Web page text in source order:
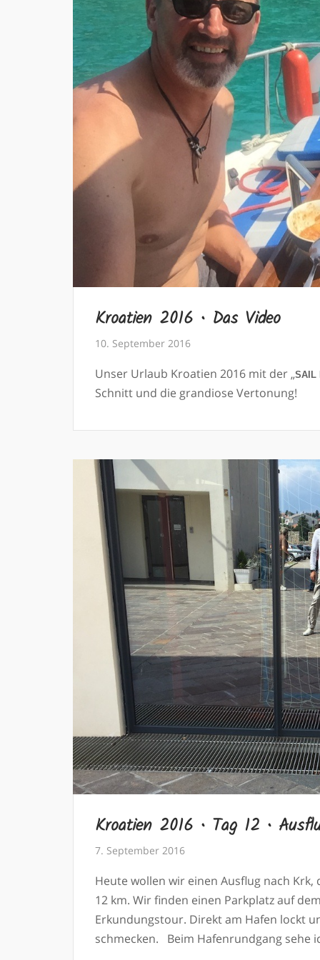
Kroatien 2016 • Das Video
10. September 2016
Unser Urlaub Kroatien 2016 mit der „SAIL
Schnitt und die grandiose Vertonung!
Kroatien 2016 • Tag 12 •
7. September 2016
Heute wollen wir einen Ausflug nach
12 km. Wir finden einen Parkplatz auf
Erkundungstour. Direkt am Hafen lockt
schmecken. Beim Hafenrundgang sehe